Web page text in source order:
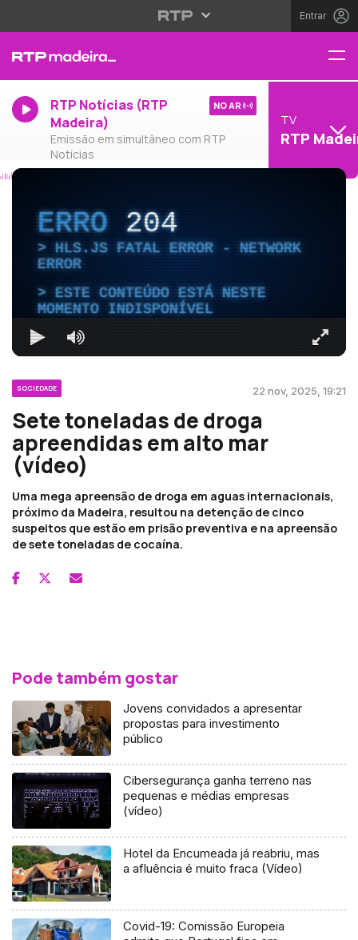
Entrar
RTP Notícias (RTP
Madeira)
Emissão em simultâneo com RTP
Notícias
NO AR
TV
RTP
ERRO204
HLS.JS FATAL ERROR - NETWORK
ERROR
ESTE CONTEÚDO ESTÁ NESTE
MOMENTO INDISPONÍVEL
SOCIEDADE 22 nov, 2025, 19:21
Sete toneladas de droga
apreendidas em alto mar
(vídeo)
Uma mega apreensão de droga em aguas internacionais,
próximo da Madeira, resultou na detenção de cinco
suspeitos que estão em prisão preventiva e na apreensão
de sete toneladas de cocaína.
Pode também gostar
Jovens convidados a apresentar
propostas para investimento
público
Cibersegurança ganha terreno nas
pequenas e médias empresas
(vídeo)
Hotel da Encumeada já reabriu, mas
a afluência é muito fraca (Vídeo)
Covid-19: Comissão Europeia